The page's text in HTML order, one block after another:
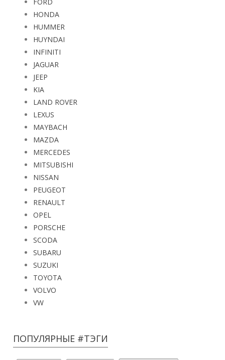
HONDA
HUMMER
HUYNDAI
INFINITI
JAGUAR
JEEP
KIA
LAND ROVER
LEXUS
MAYBACH
MAZDA
MERCEDES
MITSUBISHI
NISSAN
PEUGEOT
RENAULT
OPEL
PORSCHE
SCODA
SUBARU
SUZUKI
TOYOTA
VOLVO
VW